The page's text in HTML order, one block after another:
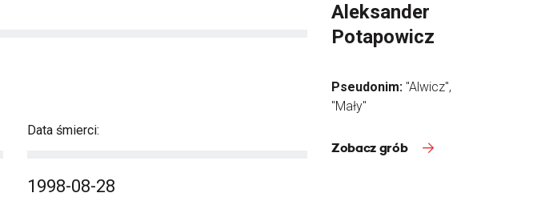
Data śmierci:
1998-08-28
Aleksander
Potapowicz
Pseudonim: "Alwicz",
"Mały"
Zobacz grób